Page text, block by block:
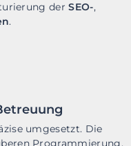
derSEO-,
.
umgesetzt. Die
Programmierung,